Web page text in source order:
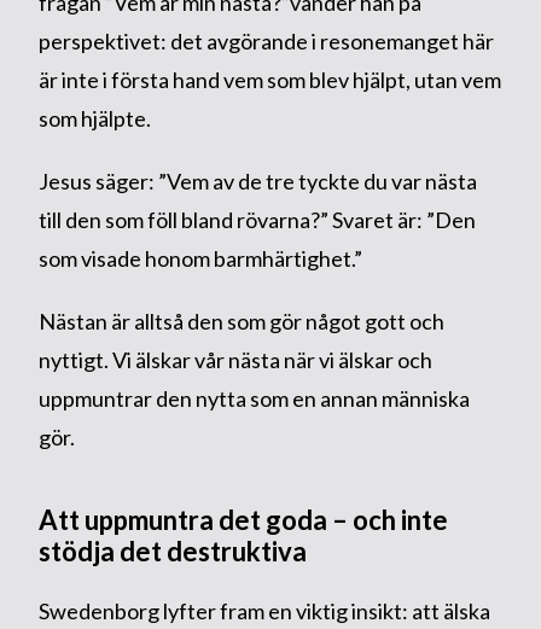
perspektivet: det avgörande i resonemanget här
är inte i första hand vem som blev hjälpt, utan vem
som hjälpte.
Jesus säger: ”Vem av de tre tyckte du var nästa
till den som föll bland rövarna?” Svaret är: ”Den
som visade honom barmhärtighet.”
Nästan är alltså den som gör något gott och
nyttigt. Vi älskar vår nästa när vi älskar och
uppmuntrar den nytta som en annan människa
gör.
Att uppmuntra det goda – och inte
stödja det destruktiva
Swedenborg lyfter fram en viktig insikt: att älska